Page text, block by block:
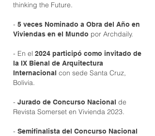
thinking the Future.
- 5 veces Nominado a Obra del Año en
Viviendas en el Mundo por Archdaily.
- En el 2024 participó como invitado de
la IX Bienal de Arquitectura
Internacional con sede Santa Cruz,
Bolivia.
- Jurado de Concurso Nacional de
Revista Somerset en Vivienda 2023.
- Semifinalista del Concurso Nacional